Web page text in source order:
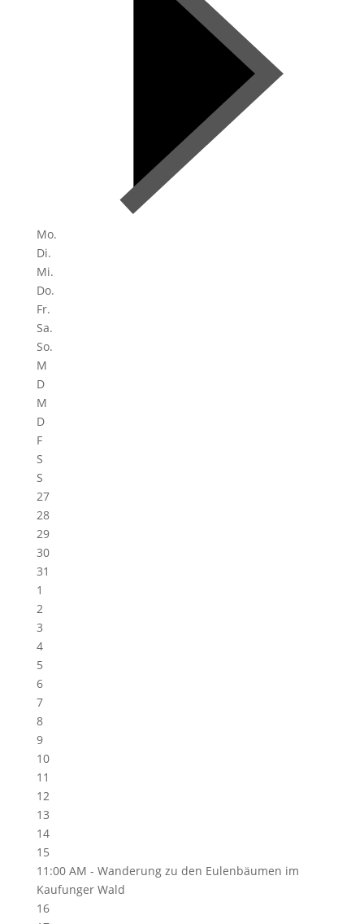
Mo.
Di.
Mi.
Do.
Fr.
Sa.
So.
M
D
M
D
F
S
S
27
28
29
30
31
1
2
3
4
5
6
7
8
9
10
11
12
13
14
15
11:00 AM - Wanderung zu den Eulenbäumen im
Kaufunger Wald
16